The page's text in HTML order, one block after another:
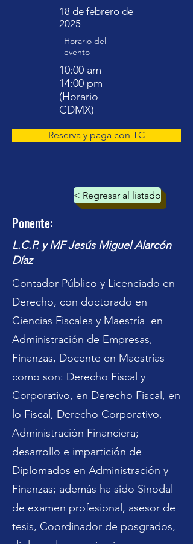
18 de febrero de
2025
Horario del
evento
10:00 am -
14:00 pm
(Horario
CDMX)
Reserva y paga con TC
< Regresar al listado
Ponente:
L.C.P. y MF Jesús Miguel Alarcón
Díaz
Contador Público y Licenciado en
Derecho, con doctorado en
Ciencias Fiscales y Maestría en
Administración de Empresas,
Finanzas, Docente en Maestrías
como son: Derecho Fiscal y
Corporativo, en Derecho Fiscal, en
lo Fiscal, Derecho Corporativo,
Administración Financiera;
desarrollo e impartición de
Diplomados en Administración y
Finanzas; además ha sido Sinodal
de examen profesional, asesor de
tesis, Coordinador de posgrados,